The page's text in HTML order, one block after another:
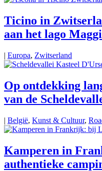
Ticino in
aan het lago
| Europa, Zwitserland
Op ontdekking
van de
| België, Kunst & Cultuur,
Kamperen in
authentieke